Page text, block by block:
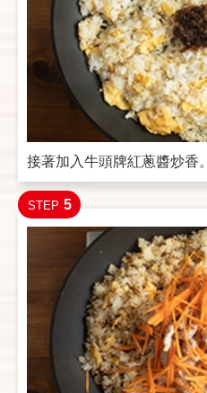
接著加入牛頭牌紅蔥醬炒香。
STEP 5